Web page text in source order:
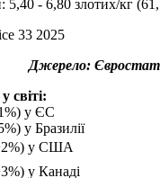
5,40 - 6,80 злотих/кг
Джерело: Євростат
світі:
у ЄС
у Бразилії
у США
у Канаді